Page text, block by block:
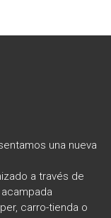
una nueva
a través de
carro-tienda o